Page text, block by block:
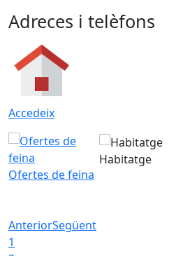
Adreces i telèfons
Accedeix
Ofertes de feina
Habitatge
AnteriorSegüent
1